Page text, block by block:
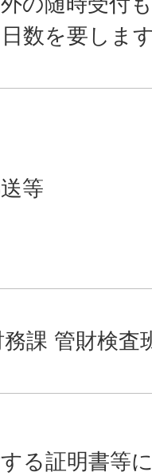
数を要しま
等
課 管財検査
る証明書等